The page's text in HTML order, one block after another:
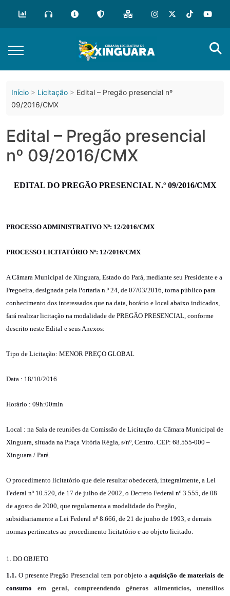
conteúdo
Início Licitação
Edital – Pregão presencial nº
09/2016/CMX
Edital – Pregão presencial
nº 09/2016/CMX
EDITAL DO PREGÃO PRESENCIAL N.º 09/2016/CMX
PROCESSO ADMINISTRATIVO Nº: 12/2016/CMX
PROCESSO LICITATÓRIO Nº: 12/2016/CMX
A Câmara Municipal de Xinguara, Estado do Pará, mediante seu Presidente e a
Pregoeira, designada pela Portaria n.º 24, de 07/03/2016, torna público para
conhecimento dos interessados que na data, horário e local abaixo indicados,
fará realizar licitação na modalidade de PREGÃO PRESENCIAL, conforme
descrito neste Edital e seus Anexos:
Tipo de Licitação: MENOR PREÇO GLOBAL
Data : 18/10/2016
Horário : 09h:00min
Local : na Sala de reuniões da Comissão de Licitação da Câmara Municipal de
Xinguara, situada na Praça Vitória Régia, s/nº, Centro. CEP: 68.555-000 –
Xinguara / Pará.
O procedimento licitatório que dele resultar obedecerá, integralmente, a Lei
Federal nº 10.520, de 17 de julho de 2002, o Decreto Federal nº 3.555, de 08
de agosto de 2000, que regulamenta a modalidade do Pregão,
subsidiariamente a Lei Federal nº 8.666, de 21 de junho de 1993, e demais
normas pertinentes ao procedimento licitatório e ao objeto licitado.
1. DO OBJETO
1.1. O presente Pregão Presencial tem por objeto a aquisição de materiais de
consumo em geral, compreendendo gêneros alimentícios, utensílios